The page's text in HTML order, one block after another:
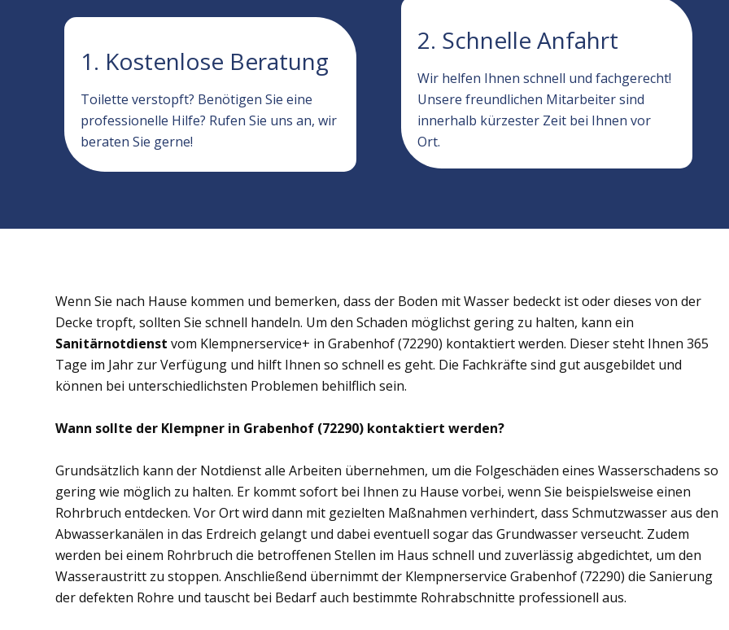
1. Kostenlose Beratung
Toilette verstopft? Benötigen Sie eine
professionelle Hilfe? Rufen Sie uns an, wir
beraten Sie gerne!
2. Schnelle Anfahrt
Wir helfen Ihnen schnell und fachgerecht!
Unsere freundlichen Mitarbeiter sind
innerhalb kürzester Zeit bei Ihnen vor
Ort.
Wenn Sie nach Hause kommen und bemerken, dass der Boden mit Wasser bedeckt ist oder dieses von der
Decke tropft, sollten Sie schnell handeln. Um den Schaden möglichst gering zu halten, kann ein
Sanitärnotdienst vom Klempnerservice+ in Grabenhof (72290) kontaktiert werden. Dieser steht Ihnen 365
Tage im Jahr zur Verfügung und hilft Ihnen so schnell es geht. Die Fachkräfte sind gut ausgebildet und
können bei unterschiedlichsten Problemen behilflich sein.
Wann sollte der Klempner in Grabenhof (72290) kontaktiert werden?
Grundsätzlich kann der Notdienst alle Arbeiten übernehmen, um die Folgeschäden eines Wasserschadens so
gering wie möglich zu halten. Er kommt sofort bei Ihnen zu Hause vorbei, wenn Sie beispielsweise einen
Rohrbruch entdecken. Vor Ort wird dann mit gezielten Maßnahmen verhindert, dass Schmutzwasser aus den
Abwasserkanälen in das Erdreich gelangt und dabei eventuell sogar das Grundwasser verseucht. Zudem
werden bei einem Rohrbruch die betroffenen Stellen im Haus schnell und zuverlässig abgedichtet, um den
Wasseraustritt zu stoppen. Anschließend übernimmt der Klempnerservice Grabenhof (72290) die Sanierung
der defekten Rohre und tauscht bei Bedarf auch bestimmte Rohrabschnitte professionell aus.